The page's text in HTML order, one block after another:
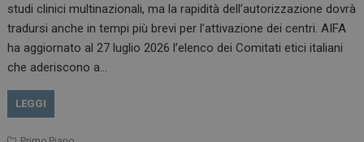
studi clinici multinazionali, ma la rapidità dell’autorizzazione dovrà
tradursi anche in tempi più brevi per l’attivazione dei centri. AIFA
ha aggiornato al 27 luglio 2026 l’elenco dei Comitati etici italiani
che aderiscono a…
LEGGI
NOME FORNITORE / DOMINIO
__Secure-ROLLOUT_TOKEN
.youtube.com